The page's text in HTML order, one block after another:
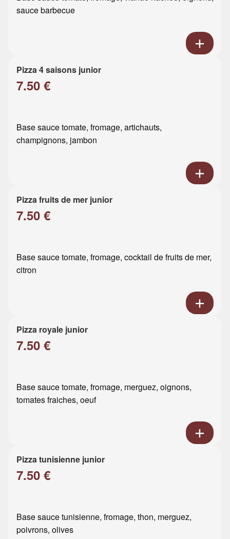
sauce barbecue
Pizza 4 saisons junior
7.50 €
Base sauce tomate, fromage, artichauts,
champignons, jambon
Pizza fruits de mer junior
7.50 €
Base sauce tomate, fromage, cocktail de fruits de mer,
citron
Pizza royale junior
7.50 €
Base sauce tomate, fromage, merguez, oignons,
tomates fraiches, oeuf
Pizza tunisienne junior
7.50 €
Base sauce tunisienne, fromage, thon, merguez,
poivrons, olives